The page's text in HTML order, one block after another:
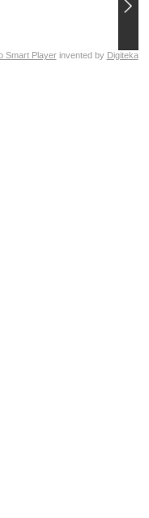
Smart Playerinvented by Digiteka